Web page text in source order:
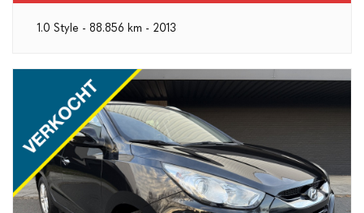
1.0 Style - 88.856 km - 2013